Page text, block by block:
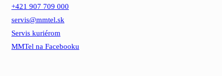
+421 907 709 000
servis@mmtel.sk
Servis kuriérom
MMTel na Facebooku